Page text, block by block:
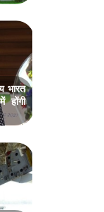
भारत
होंगी